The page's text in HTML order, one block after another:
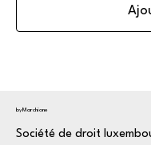
byMarchione
Société de droit